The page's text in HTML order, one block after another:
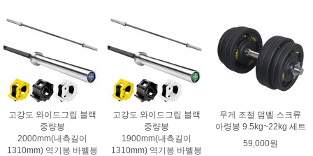
고강도 와이드그립 블랙
중량봉
2000mm(내측길이
1310mm) 역기봉 바벨봉
고강도 와이드그립 블랙
중량봉
1900mm(내측길이
1310mm) 역기봉 바벨봉
무게 조절 덤벨 스크류
아령봉 9.5kg~22kg 세트
59,000원